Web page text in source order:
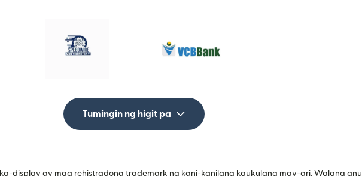
Tumingin ng higit pa
display ay mga rehistradong trademark ng kani-kanilang kaukulang may-ari. Walang